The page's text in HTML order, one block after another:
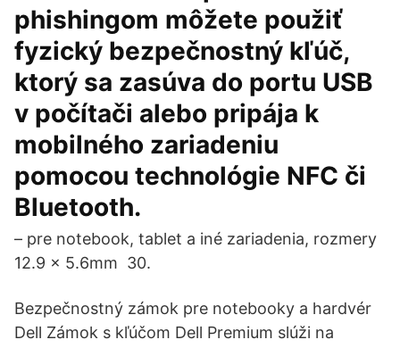
phishingom môžete použiť
fyzický bezpečnostný kľúč,
ktorý sa zasúva do portu USB
v počítači alebo pripája k
mobilného zariadeniu
pomocou technológie NFC či
Bluetooth.
– pre notebook, tablet a iné zariadenia, rozmery
12.9 x 5.6mm 30.
Bezpečnostný zámok pre notebooky a hardvér
Dell Zámok s kľúčom Dell Premium slúži na